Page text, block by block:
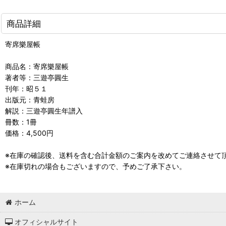
商品詳細
寄席樂屋帳
商品名：寄席樂屋帳
著者等：三遊亭圓生
刊年：昭５１
出版元：青蛙房
解説：三遊亭圓生年譜入
冊数：1冊
価格：4,500円
※在庫の確認後、送料を含む合計金額のご案内を改めてご連絡させて
※在庫切れの場合もございますので、予めご了承下さい。
ホーム
オフィシャルサイト